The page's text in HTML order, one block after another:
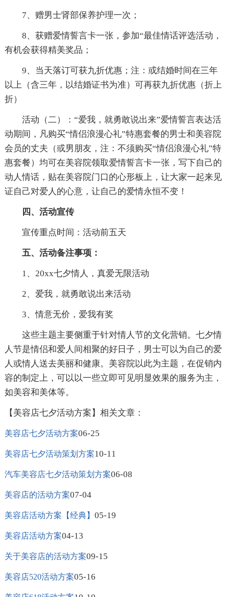
7、赠男士肾部保养护理一次；
8、获赠爱情誓言卡一张，参加“最佳情话评选活动，
有机会获得精美奖品；
9、当天落订可获九折优惠；注：或结婚时间在三年
以上（含三年，以结婚证书为准）可再获九折优惠（折上
折）
活动（二）：“爱我，就勇敢说出来”爱情誓言表达活
动期间，凡购买“情侣浪漫心礼”特惠套餐的男士和美容院
会员的丈夫（或男朋友，注：不须购买“情侣浪漫心礼”特
惠套餐）均可在美容院领取爱情誓言卡一张，写下自己的
动人情话，贴在美容院门口的心形板上，让大家一起来见
证自己对爱人的心意，让自己的爱情永恒不变！
四、活动宣传
宣传重点时间：活动前五天
五、活动备注事项：
1、20xx七夕情人，真爱无限活动
2、爱我，就勇敢说出来活动
3、情意无价，爱我有奖
这些主题主要侧重于针对情人节的文化营销。七夕情
人节是情侣和爱人间相聚的好日子，男士可以为自己的爱
人或情人送去美丽和健康。美容院以此为主题，在促销内
容的制定上，可以以一些立即可见明显效果的服务为主，
如美容和美体等。
【美容店七夕活动方案】相关文章：
美容店七夕活动方案06-25
美容店七夕活动策划方案10-11
汽车美容店七夕活动策划方案06-08
美容店的活动方案07-04
美容店活动方案【经典】 05-19
美容店活动方案04-13
关于美容店的活动方案09-15
美容店520活动方案05-16